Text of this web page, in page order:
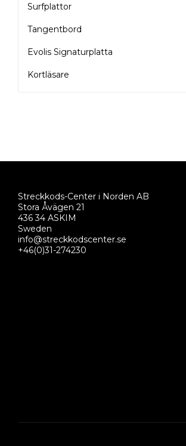
Surfplattor
Tangentbord
Evolis Signaturplatta
Kortläsare
Streckkods-Center i Norden AB
Stora Åvägen 21
436 34 ASKIM
Sweden
info@streckkodscenter.se
+46(0)31-274230